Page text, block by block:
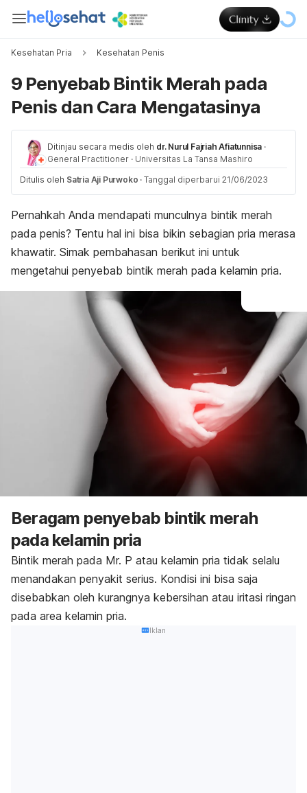
Kesehatan Pria Kesehatan Penis
9 Penyebab Bintik Merah pada
Penis dan Cara Mengatasinya
Ditinjau secara medis oleh dr. Nurul Fajriah Afiatunnisa ·
General Practitioner · Universitas La Tansa Mashiro
Ditulis oleh Satria Aji Purwoko · Tanggal diperbarui 21/06/2023
Pernahkah Anda mendapati munculnya bintik merah
pada penis? Tentu hal ini bisa bikin sebagian pria merasa
khawatir. Simak pembahasan berikut ini untuk
mengetahui penyebab bintik merah pada kelamin pria.
Beragam penyebab bintik merah
pada kelamin pria
Bintik merah pada Mr. P atau kelamin pria tidak selalu
menandakan penyakit serius. Kondisi ini bisa saja
disebabkan oleh kurangnya kebersihan atau iritasi ringan
pada area kelamin pria.
Iklan